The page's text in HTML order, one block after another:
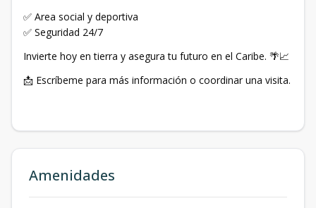
✅ Area social y deportiva
✅ Seguridad 24/7
Invierte hoy en tierra y asegura tu futuro en el Caribe. 🌴📈
📩 Escríbeme para más información o coordinar una visita.
Amenidades